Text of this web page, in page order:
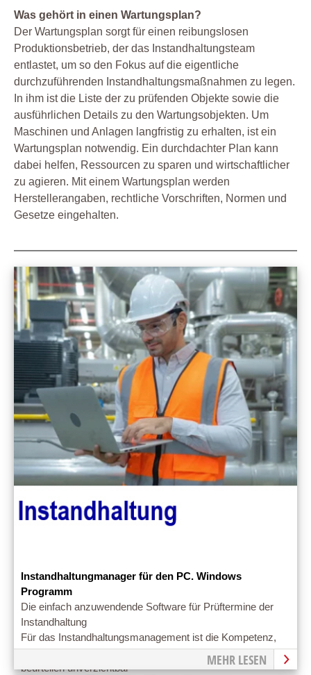
Was gehört in einen Wartungsplan?
Der Wartungsplan sorgt für einen reibungslosen
Produktionsbetrieb, der das Instandhaltungsteam
entlastet, um so den Fokus auf die eigentliche
durchzuführenden Instandhaltungsmaßnahmen zu legen.
In ihm ist die Liste der zu prüfenden Objekte sowie die
ausführlichen Details zu den Wartungsobjekten. Um
Maschinen und Anlagen langfristig zu erhalten, ist ein
Wartungsplan notwendig. Ein durchdachter Plan kann
dabei helfen, Ressourcen zu sparen und wirtschaftlicher
zu agieren. Mit einem Wartungsplan werden
Herstellerangaben, rechtliche Vorschriften, Normen und
Gesetze eingehalten.
Instandhaltungmanager für den PC. Windows
Programm
Die einfach anzuwendende Software für Prüftermine der
Instandhaltung
Für das Instandhaltungsmanagement ist die Kompetenz,
entsprechende Entwicklungen zu erkennen und zu
beurteilen unverzichtbar
MEHR LESEN